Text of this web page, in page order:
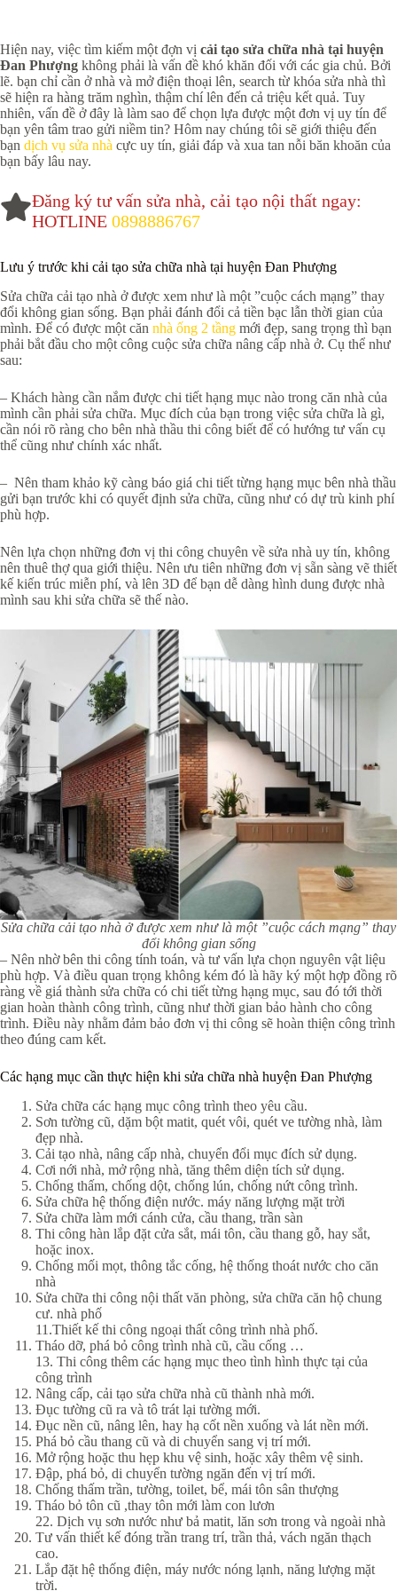
Hiện nay, việc tìm kiếm một đợn vị cải tạo sửa chữa nhà tại huyện
Đan Phượng không phải là vấn đề khó khăn đối với các gia chủ. Bởi
lẽ. bạn chỉ cần ở nhà và mở điện thoại lên, search từ khóa sửa nhà thì
sẽ hiện ra hàng trăm nghìn, thậm chí lên đến cả triệu kết quả. Tuy
nhiên, vấn đề ở đây là làm sao để chọn lựa được một đơn vị uy tín để
bạn yên tâm trao gửi niềm tin? Hôm nay chúng tôi sẽ giới thiệu đến
bạn dịch vụ sửa nhà cực uy tín, giải đáp và xua tan nỗi băn khoăn của
bạn bấy lâu nay.
Đăng ký tư vấn sửa nhà, cải tạo nội thất ngay:
HOTLINE 0898886767
Lưu ý trước khi cải tạo sửa chữa nhà tại huyện Đan Phượng
Sửa chữa cải tạo nhà ở được xem như là một ”cuộc cách mạng” thay
đổi không gian sống. Bạn phải đánh đổi cả tiền bạc lẫn thời gian của
mình. Để có được một căn nhà ống 2 tầng mới đẹp, sang trọng thì bạn
phải bắt đầu cho một công cuộc sửa chữa nâng cấp nhà ở. Cụ thể như
sau:
– Khách hàng cần nắm được chi tiết hạng mục nào trong căn nhà của
mình cần phải sửa chữa. Mục đích của bạn trong việc sửa chữa là gì,
cần nói rõ ràng cho bên nhà thầu thi công biết để có hướng tư vấn cụ
thể cũng như chính xác nhất.
– Nên tham khảo kỹ càng báo giá chi tiết từng hạng mục bên nhà thầu
gửi bạn trước khi có quyết định sửa chữa, cũng như có dự trù kinh phí
phù hợp.
Nên lựa chọn những đơn vị thi công chuyên về sửa nhà uy tín, không
nên thuê thợ qua giới thiệu. Nên ưu tiên những đơn vị sẵn sàng vẽ thiết
kế kiến trúc miễn phí, và lên 3D để bạn dễ dàng hình dung được nhà
mình sau khi sửa chữa sẽ thế nào.
Sửa chữa cải tạo nhà ở được xem như là một ”cuộc cách mạng” thay
đổi không gian sống
– Nên nhờ bên thi công tính toán, và tư vấn lựa chọn nguyên vật liệu
phù hợp. Và điều quan trọng không kém đó là hãy ký một hợp đồng rõ
ràng về giá thành sửa chữa có chi tiết từng hạng mục, sau đó tới thời
gian hoàn thành công trình, cũng như thời gian bảo hành cho công
trình. Điều này nhằm đảm bảo đơn vị thi công sẽ hoàn thiện công trình
theo đúng cam kết.
Các hạng mục cần thực hiện khi sửa chữa nhà huyện Đan Phượng
Sửa chữa các hạng mục công trình theo yêu cầu.
Sơn tường cũ, dặm bột matit, quét vôi, quét ve tường nhà, làm
đẹp nhà.
Cải tạo nhà, nâng cấp nhà, chuyển đổi mục đích sử dụng.
Cơi nới nhà, mở rộng nhà, tăng thêm diện tích sử dụng.
Chống thấm, chống dột, chống lún, chống nứt công trình.
Sửa chữa hệ thống điện nước. máy năng lượng mặt trời
Sửa chữa làm mới cánh cửa, cầu thang, trần sàn
Thi công hàn lắp đặt cửa sắt, mái tôn, cầu thang gỗ, hay sắt,
hoặc inox.
Chống mối mọt, thông tắc cống, hệ thống thoát nước cho căn
nhà
Sửa chữa thi công nội thất văn phòng, sửa chữa căn hộ chung
cư. nhà phố
11.Thiết kế thi công ngoại thất công trình nhà phố.
Tháo dỡ, phá bỏ công trình nhà cũ, cầu cống …
13. Thi công thêm các hạng mục theo tình hình thực tại của
công trình
Nâng cấp, cải tạo sửa chữa nhà cũ thành nhà mới.
Đục tường cũ ra và tô trát lại tường mới.
Đục nền cũ, nâng lên, hay hạ cốt nền xuống và lát nền mới.
Phá bỏ cầu thang cũ và di chuyển sang vị trí mới.
Mở rộng hoặc thu hẹp khu vệ sinh, hoặc xây thêm vệ sinh.
Đập, phá bỏ, di chuyển tường ngăn đến vị trí mới.
Chống thấm trần, tường, toilet, bể, mái tôn sân thượng
Tháo bỏ tôn cũ ,thay tôn mới làm con lươn
22. Dịch vụ sơn nước như bả matit, lăn sơn trong và ngoài nhà
Tư vấn thiết kế đóng trần trang trí, trần thả, vách ngăn thạch
cao.
Lắp đặt hệ thống điện, máy nước nóng lạnh, năng lượng mặt
trời.